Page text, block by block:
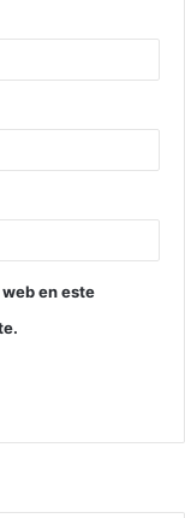
en este